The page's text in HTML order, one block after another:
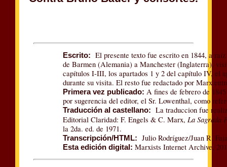
Escrito:
El presente texto fue escrito en 1844, a
de Barmen (Alemania) a Manchester (Inglaterra),
capítulos I-III, los apartados 1 y 2 del capítulo IV, el
durante su visita. El resto fue redactado por Marx
Primera vez publicado: A fines de febrero de
por sugerencia del editor, el Sr. Lowenthal, como
Traducción al castellano:
La traduccion fue
Editorial Claridad: F. Engels & C. Marx, La Sagrada
la 2da. ed. de 1971.
Transcripción/HTML: Julio Rodríguez/Juan R.
Esta edición digital: Marxists Internet Archive,